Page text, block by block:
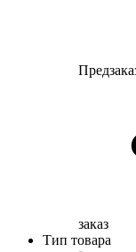
заказ
Тип товара